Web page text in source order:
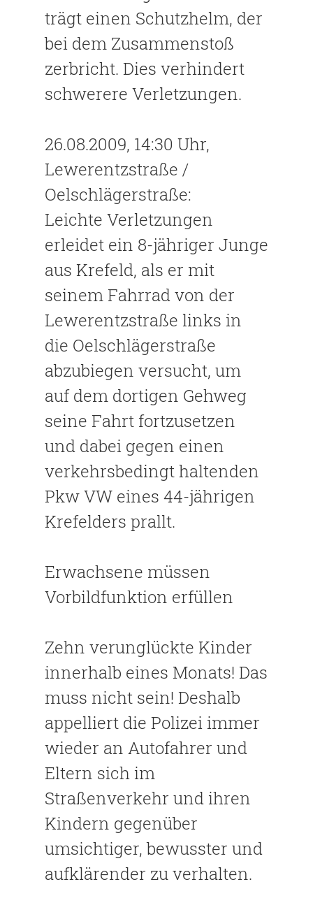
trägt einen Schutzhelm, der
bei dem Zusammenstoß
zerbricht. Dies verhindert
schwerere Verletzungen.
26.08.2009, 14:30 Uhr,
Lewerentzstraße /
Oelschlägerstraße:
Leichte Verletzungen
erleidet ein 8-jähriger Junge
aus Krefeld, als er mit
seinem Fahrrad von der
Lewerentzstraße links in
die Oelschlägerstraße
abzubiegen versucht, um
auf dem dortigen Gehweg
seine Fahrt fortzusetzen
und dabei gegen einen
verkehrsbedingt haltenden
Pkw VW eines 44-jährigen
Krefelders prallt.
Erwachsene müssen
Vorbildfunktion erfüllen
Zehn verunglückte Kinder
innerhalb eines Monats! Das
muss nicht sein! Deshalb
appelliert die Polizei immer
wieder an Autofahrer und
Eltern sich im
Straßenverkehr und ihren
Kindern gegenüber
umsichtiger, bewusster und
aufklärender zu verhalten.